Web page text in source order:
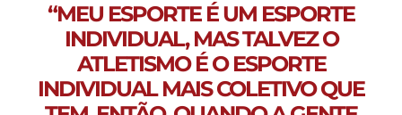
“MEU ESPORTE É UM ESPORTE
INDIVIDUAL, MAS TALVEZ O
ATLETISMO É O ESPORTE
INDIVIDUAL MAIS COLETIVO QUE